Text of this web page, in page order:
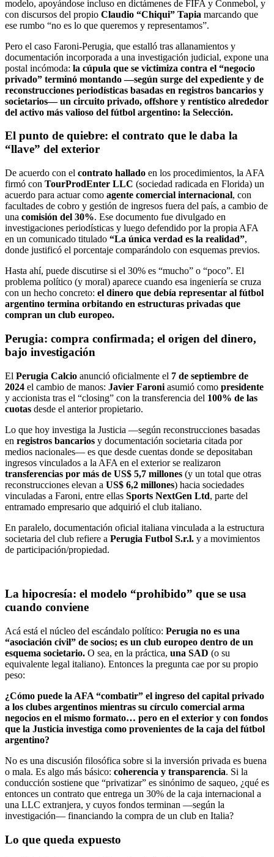
modelo, apoyándose incluso en dictámenes de FIFA y Conmebol, y
con discursos del propio Claudio “Chiqui” Tapia marcando que
ese rumbo “no es lo que queremos y representamos”.
Pero el caso Faroni-Perugia, que estalló tras allanamientos y
documentación incorporada a una investigación judicial, expone una
postal incómoda: la cúpula que se victimiza contra el “negocio
privado” terminó montando —según surge del expediente y de
reconstrucciones periodísticas basadas en registros bancarios y
societarios— un circuito privado, offshore y rentístico alrededor
del activo más valioso del fútbol argentino: la Selección.
El punto de quiebre: el contrato que le daba la
“llave” del exterior
De acuerdo con el contrato hallado en los procedimientos, la AFA
firmó con TourProdEnter LLC (sociedad radicada en Florida) un
acuerdo para actuar como agente comercial internacional, con
facultades de cobro y gestión de ingresos fuera del país, a cambio de
una comisión del 30%. Ese documento fue divulgado en
investigaciones periodísticas y luego defendido por la propia AFA
en un comunicado titulado “La única verdad es la realidad”,
donde justificó el porcentaje comparándolo con esquemas previos.
Hasta ahí, puede discutirse si el 30% es “mucho” o “poco”. El
problema político (y moral) aparece cuando esa ingeniería se cruza
con un hecho concreto: el dinero que debía representar al fútbol
argentino termina orbitando en estructuras privadas que
compran un club europeo.
Perugia: compra confirmada; el origen del dinero,
bajo investigación
El Perugia Calcio anunció oficialmente el 7 de septiembre de
2024 el cambio de manos: Javier Faroni asumió como presidente
y accionista tras el “closing” con la transferencia del 100% de las
cuotas desde el anterior propietario.
Lo que hoy investiga la Justicia —según reconstrucciones basadas
en registros bancarios y documentación societaria citada por
medios nacionales— es que desde cuentas donde se depositaban
ingresos vinculados a la AFA en el exterior se realizaron
transferencias por más de US$ 5,7 millones (y un total que otras
reconstrucciones elevan a US$ 6,2 millones) hacia sociedades
vinculadas a Faroni, entre ellas Sports NextGen Ltd, parte del
entramado empresario que adquirió el club italiano.
En paralelo, documentación oficial italiana vinculada a la estructura
societaria del club refiere a Perugia Futbol S.r.l. y a movimientos
de participación/propiedad.
La hipocresía: el modelo “prohibido” que se usa
cuando conviene
Acá está el núcleo del escándalo político: Perugia no es una
“asociación civil” de socios; es un club europeo dentro de un
esquema societario. O sea, en la práctica, una SAD (o su
equivalente legal italiano). Entonces la pregunta cae por su propio
peso:
¿Cómo puede la AFA “combatir” el ingreso del capital privado
a los clubes argentinos mientras su círculo comercial arma
negocios en el mismo formato… pero en el exterior y con fondos
que la Justicia investiga como provenientes de la caja del fútbol
argentino?
No es una discusión filosófica sobre si la inversión privada es buena
o mala. Es algo más básico: coherencia y transparencia. Si la
conducción sostiene que “privatizar” es sinónimo de saqueo, ¿qué es
entonces un contrato que entrega un 30% de la caja internacional a
una LLC extranjera, y cuyos fondos terminan —según la
investigación— financiando la compra de un club en Italia?
Lo que queda expuesto